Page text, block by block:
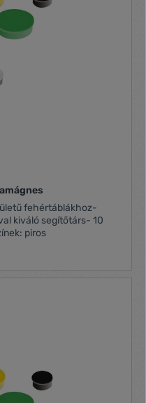
fehértáblákhoz-
kiváló segítőtárs- 10
piros